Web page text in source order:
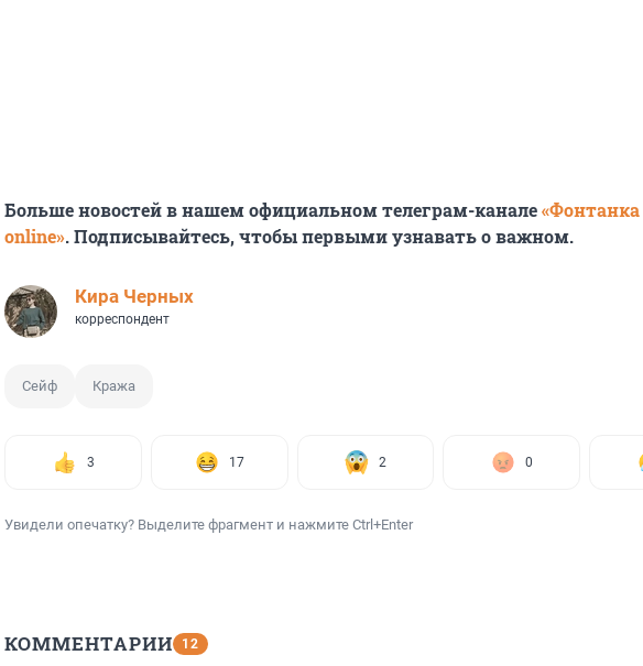
Больше новостей в нашем официальном телеграм-канале«Фонтанка
online». Подписывайтесь, чтобы первыми узнавать о важном.
Кира Черных
корреспондент
Сейф Кража
3 17 2 0
Увидели опечатку? Выделите фрагмент и нажмите Ctrl+Enter
КОММЕНТАРИИ 12